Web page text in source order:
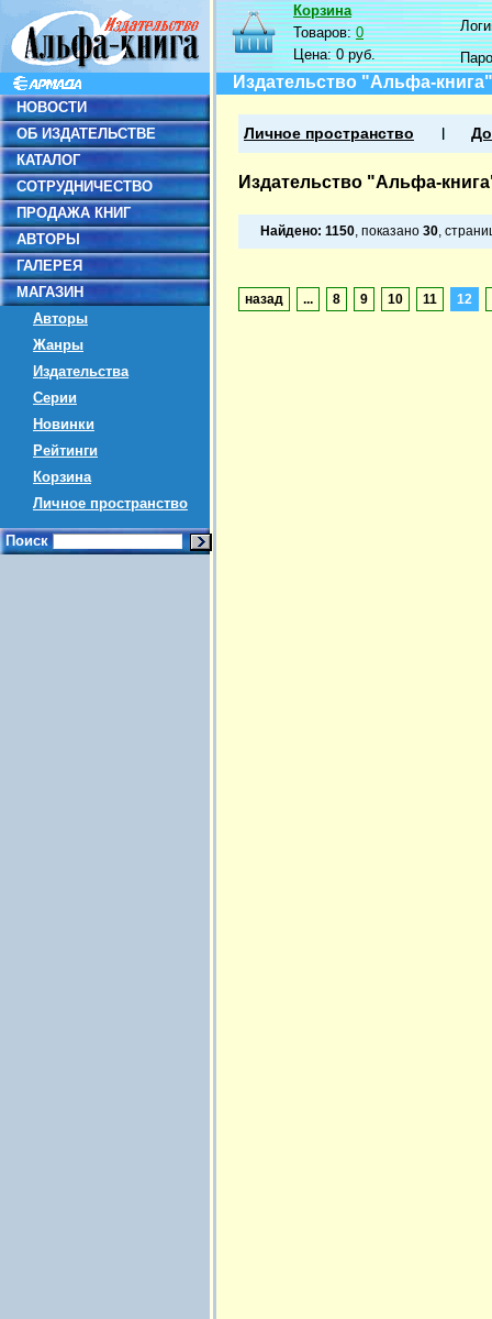
НОВОСТИ
ОБ ИЗДАТЕЛЬСТВЕ
КАТАЛОГ
СОТРУДНИЧЕСТВО
ПРОДАЖА КНИГ
АВТОРЫ
ГАЛЕРЕЯ
МАГАЗИН
Авторы
Жанры
Издательства
Серии
Новинки
Рейтинги
Корзина
Личное пространство
Поиск
Корзина
Товаров:0
Цена:0 руб.
Издательство "Альфа-книга"
Личное пространство
Издательство "Альфа-
Найдено: 1150, показано 30,
назад ... 8 9 10 11 12